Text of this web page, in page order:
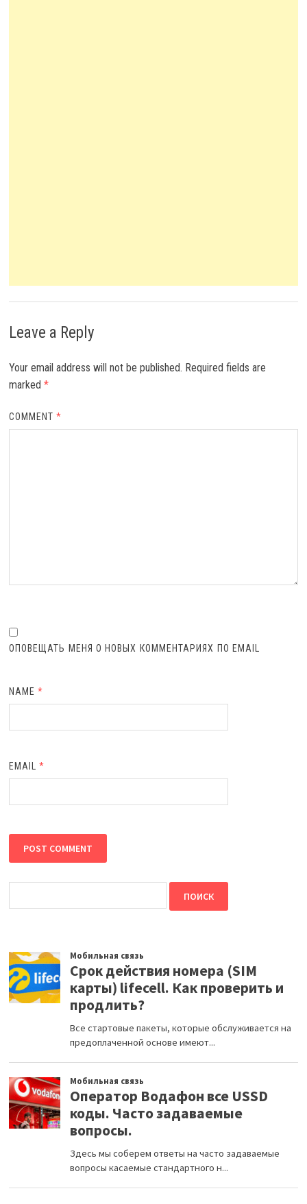
Leave a Reply
Your email address will not be published. Required fields are
marked *
COMMENT*
ОПОВЕЩАТЬ МЕНЯ О НОВЫХ КОММЕНТАРИЯХ ПО EMAIL
NAME*
EMAIL*